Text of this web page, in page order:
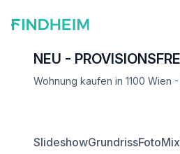
NEU -
Wohnung kaufen in 1100 Wien
SlideshowGrundrissFotoMix